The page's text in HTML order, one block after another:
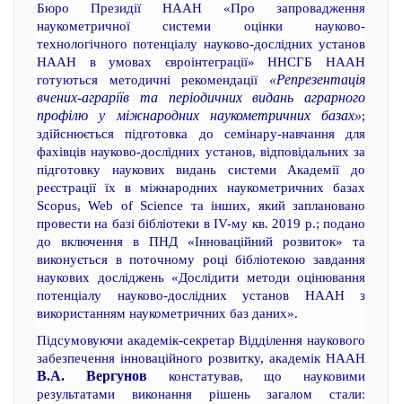
Бюро Президії НААН «Про запровадження
наукометричної системи оцінки науково-
технологічного потенціалу науково-дослідних установ
НААН в умовах євроінтеграції» ННСГБ НААН
готуються методичні рекомендації «Репрезентація
вчених-аграріїв та періодичних видань аграрного
профілю у міжнародних наукометричних базах»;
здійснюється підготовка до семінару-навчання для
фахівців науково-дослідних установ, відповідальних за
підготовку наукових видань системи Академії до
реєстрації їх в міжнародних наукометричних базах
Scopus, Web of Science та інших, який заплановано
провести на базі бібліотеки в IV-му кв. 2019 р.; подано
до включення в ПНД «Інноваційний розвиток» та
виконується в поточному році бібліотекою завдання
наукових досліджень «Дослідити методи оцінювання
потенціалу науково-дослідних установ НААН з
використанням наукометричних баз даних».
Підсумовуючи академік-секретар Відділення наукового
забезпечення інноваційного розвитку, академік НААН
В.А. Вергуновконстатував, що науковими
результатами виконання рішень загалом стали: